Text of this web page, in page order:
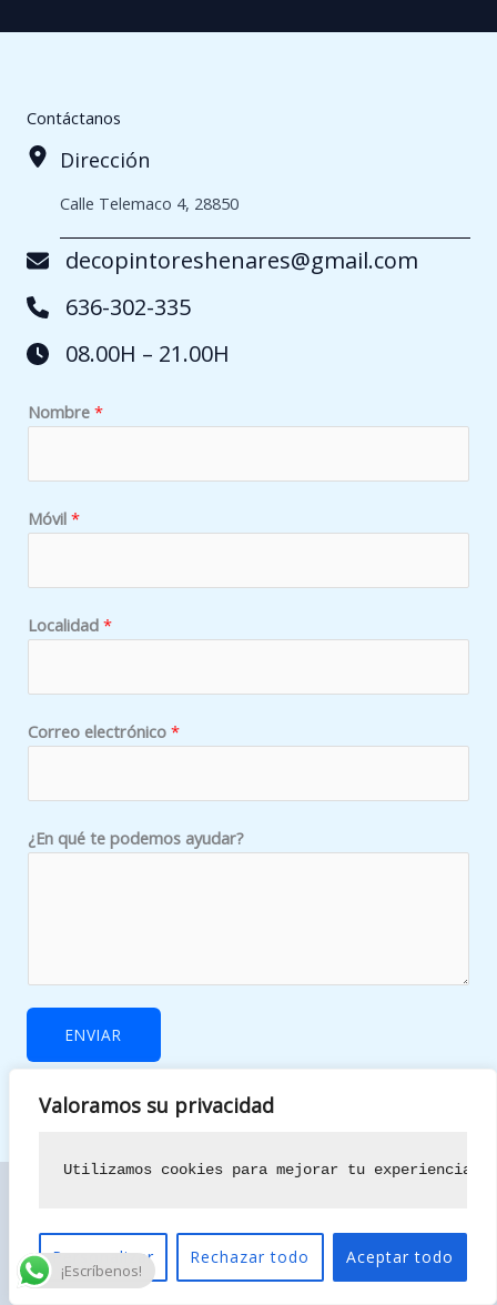
Valoramos su privacidad
Utilizamos cookies para mejorar tu experiencia
Personalizar Rechazar todo Aceptar todo
Contáctanos
Dirección
Calle Telemaco 4, 28850
decopintoreshenares@gmail.com
636-302-335
08.00H – 21.00H
p
o
e
m
o
r
o
o
r
Nombre *
Móvil *
Localidad *
Correo electrónico *
¿En qué te podemos ayudar?
ENVIAR
Especialistas en pintura de pisos, locales y comunidades en el
Corredor del Henares. Calidad, limpieza y rapidez al mejor
¡Escríbenos!